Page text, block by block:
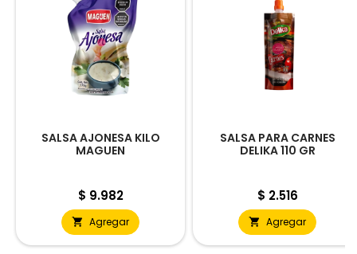
SALSA AJONESA KILO
MAGUEN
Precio
$ 9.982
 Agregar
SALSA PARA CARNES
DELIKA 110 GR
Precio
$ 2.516
 Agregar